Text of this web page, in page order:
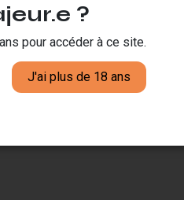
qualité des arômes Fruizee
avec votre cigarette
Mango est fabriqué à partir
l'arôme selon vos
Crazy Mango Fruizee
?
pour accéder à ce site.
J'ai plus de 18 ans